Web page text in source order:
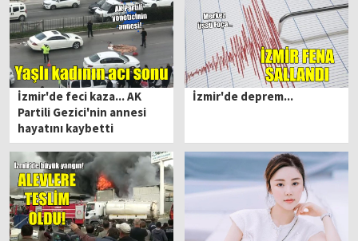
İzmir'de feci kaza... AK
Partili Gezici'nin annesi
hayatını kaybetti
İzmir'de deprem...